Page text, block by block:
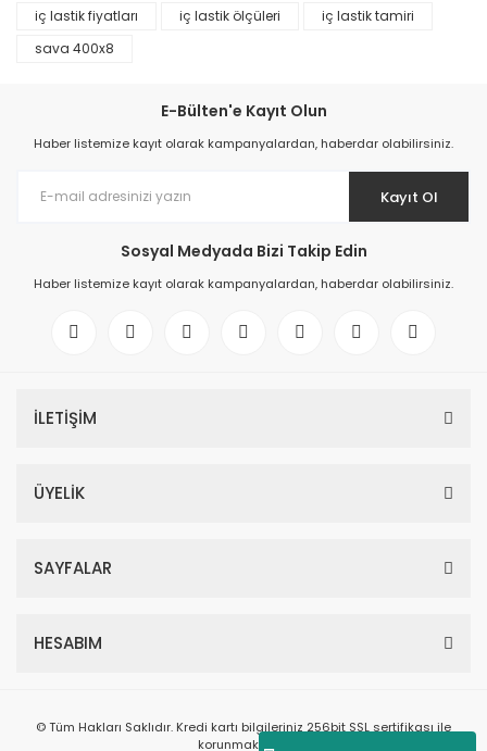
iç lastik fiyatları
iç lastik ölçüleri
iç lastik tamiri
sava 400x8
E-Bülten'e Kayıt Olun
Haber listemize kayıt olarak kampanyalardan, haberdar olabilirsiniz.
Kayıt Ol
Sosyal Medyada Bizi Takip Edin
Haber listemize kayıt olarak kampanyalardan, haberdar olabilirsiniz.
İLETİŞİM
ÜYELİK
SAYFALAR
HESABIM
© Tüm Hakları Saklıdır. Kredi kartı bilgileriniz 256bit SSL sertifikası ile
korunmaktadır.